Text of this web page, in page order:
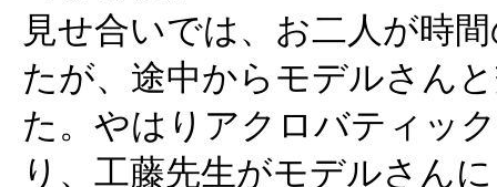
見せ合いでは、お二人が時
たが、途中からモデルさん
た。やはりアクロバティッ
り、工藤先生がモデルさん